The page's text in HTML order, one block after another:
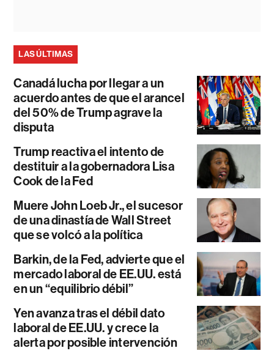
LAS ÚLTIMAS
Canadá lucha por llegar a un
acuerdo antes de que el arancel
del 50% de Trump agrave la
disputa
Trump reactiva el intento de
destituir a la gobernadora Lisa
Cook de la Fed
Muere John Loeb Jr., el sucesor
de una dinastía de Wall Street
que se volcó a la política
Barkin, de la Fed, advierte que el
mercado laboral de EE.UU. está
en un “equilibrio débil”
Yen avanza tras el débil dato
laboral de EE.UU. y crece la
alerta por posible intervención